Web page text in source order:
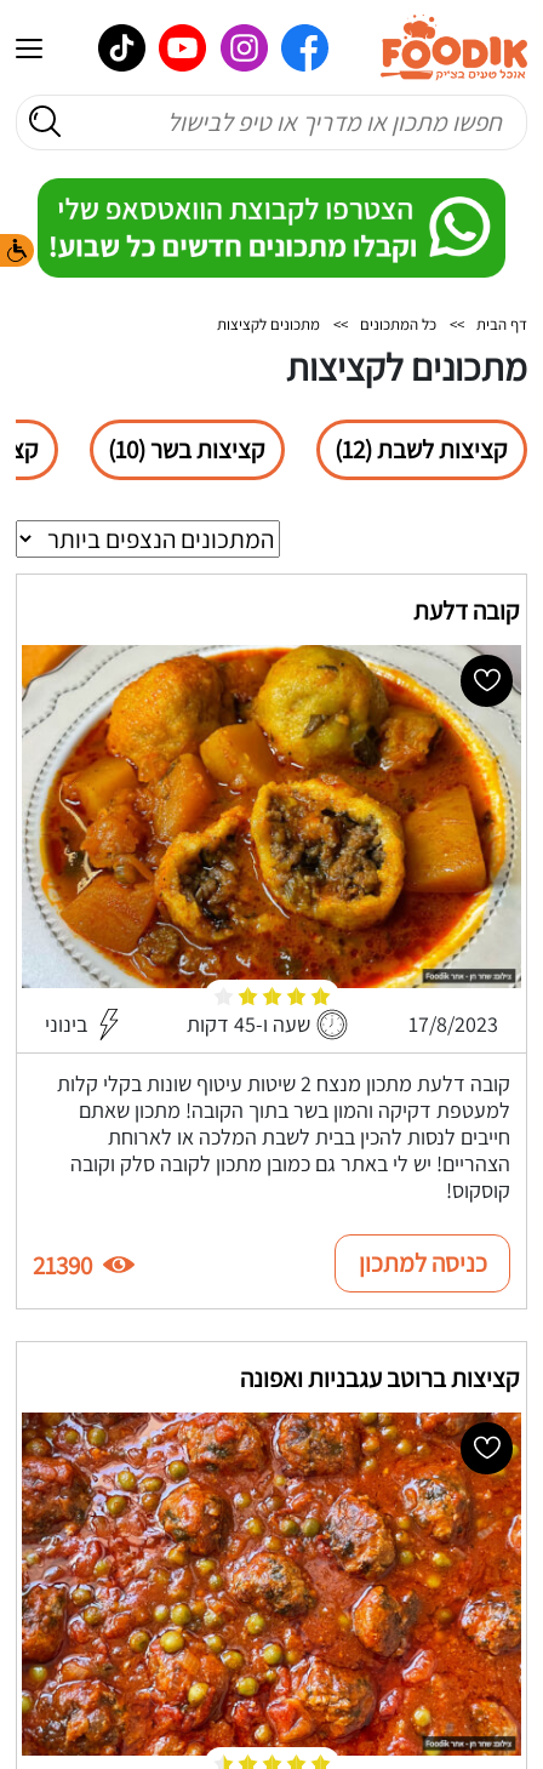
דף הבית >> כל המתכונים >> מתכונים לקציצות
מתכונים לקציצות
קציצות לשבת (12) קציצות בשר (10)
קובה דלעת
17/8/2023 שעה ו-45 דקות בינוני
קובה דלעת מתכון מנצח 2 שיטות עיטוף שונות בקלי קלות
למעטפת דקיקה והמון בשר בתוך הקובה! מתכון שאתם
חייבים לנסות להכין בבית לשבת המלכה או לארוחת
הצהריים! יש לי באתר גם כמובן מתכון לקובה סלק וקובה
קוסקוס!
כניסה למתכון 21390
קציצות ברוטב עגבניות ואפונה